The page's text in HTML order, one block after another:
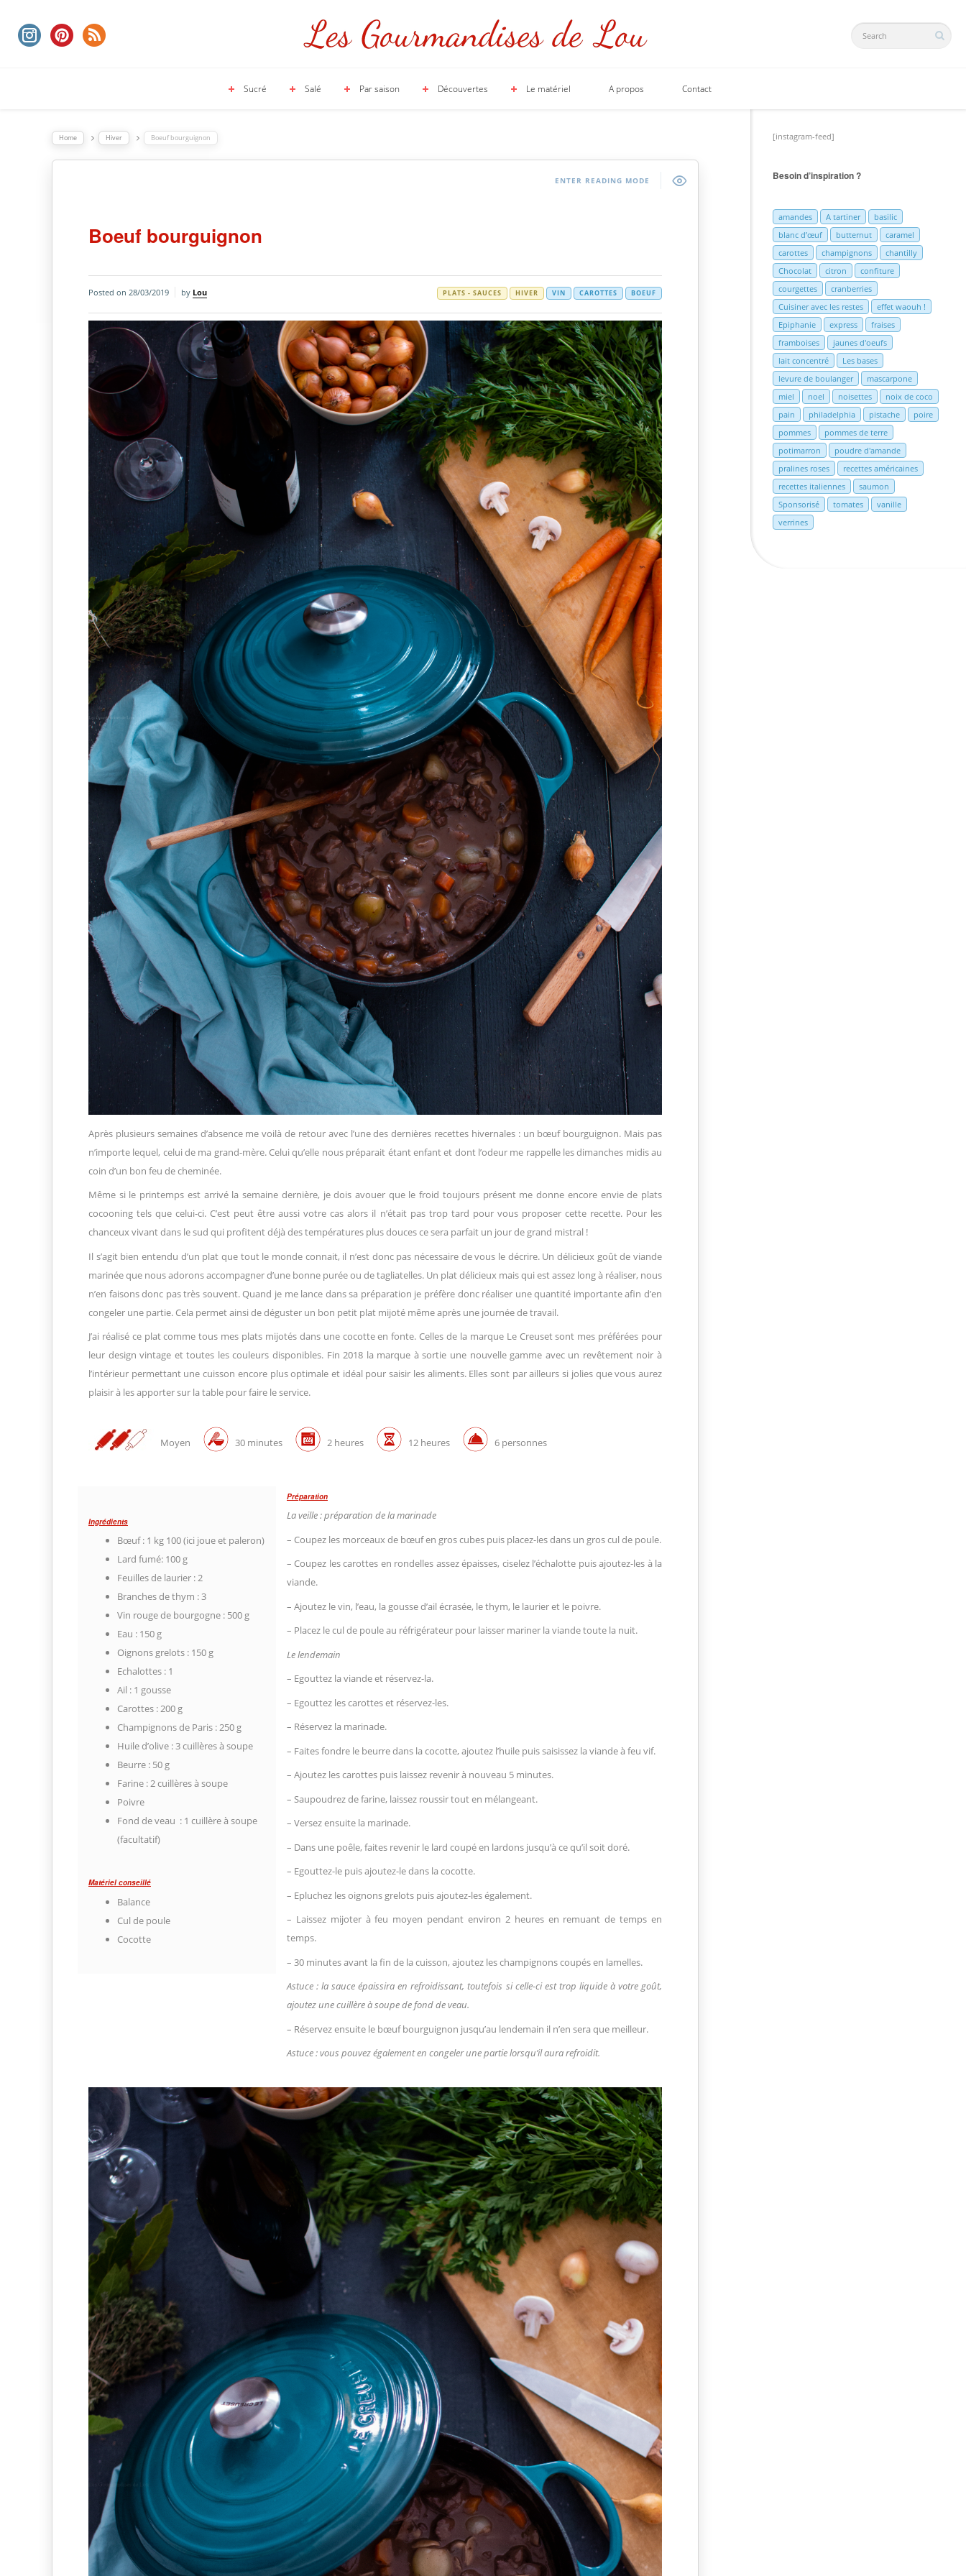
Sucré Salé Par saison Découvertes Le matériel A propos Contact
Home Hiver Boeuf bourguignon
ENTER READING MODE
Boeuf bourguignon
Posted on 28/03/2019 by Lou BOEUF
CAROTTES
VIN
HIVER
PLATS - SAUCES
Après plusieurs semaines d’absence me voilà de retour avec l’une des dernières recettes hivernales : un bœuf bourguignon. Mais pas
n’importe lequel, celui de ma grand-mère. Celui qu’elle nous préparait étant enfant et dont l’odeur me rappelle les dimanches midis au
coin d’un bon feu de cheminée.
Même si le printemps est arrivé la semaine dernière, je dois avouer que le froid toujours présent me donne encore envie de plats
cocooning tels que celui-ci. C’est peut être aussi votre cas alors il n’était pas trop tard pour vous proposer cette recette. Pour les
chanceux vivant dans le sud qui profitent déjà des températures plus douces ce sera parfait un jour de grand mistral !
Il s’agit bien entendu d’un plat que tout le monde connait, il n’est donc pas nécessaire de vous le décrire. Un délicieux goût de viande
marinée que nous adorons accompagner d’une bonne purée ou de tagliatelles. Un plat délicieux mais qui est assez long à réaliser, nous
n’en faisons donc pas très souvent. Quand je me lance dans sa préparation je préfère donc réaliser une quantité importante afin d’en
congeler une partie. Cela permet ainsi de déguster un bon petit plat mijoté même après une journée de travail.
J’ai réalisé ce plat comme tous mes plats mijotés dans une cocotte en fonte. Celles de la marque Le Creuset sont mes préférées pour
leur design vintage et toutes les couleurs disponibles. Fin 2018 la marque à sortie une nouvelle gamme avec un revêtement noir à
l’intérieur permettant une cuisson encore plus optimale et idéal pour saisir les aliments. Elles sont par ailleurs si jolies que vous aurez
plaisir à les apporter sur la table pour faire le service.
Moyen 30 minutes 2 heures 12 heures 6 personnes
Ingrédients
Bœuf : 1 kg 100 (ici joue et paleron)
Lard fumé: 100 g
Feuilles de laurier : 2
Branches de thym : 3
Vin rouge de bourgogne : 500 g
Eau : 150 g
Oignons grelots : 150 g
Echalottes : 1
Ail : 1 gousse
Carottes : 200 g
Champignons de Paris : 250 g
Huile d’olive : 3 cuillères à soupe
Beurre : 50 g
Farine : 2 cuillères à soupe
Poivre
Fond de veau : 1 cuillère à soupe
(facultatif)
Matériel conseillé
Balance
Cul de poule
Cocotte
Préparation
La veille : préparation de la marinade
– Coupez les morceaux de bœuf en gros cubes puis placez-les dans un gros cul de poule.
– Coupez les carottes en rondelles assez épaisses, ciselez l’échalotte puis ajoutez-les à la
viande.
– Ajoutez le vin, l’eau, la gousse d’ail écrasée, le thym, le laurier et le poivre.
– Placez le cul de poule au réfrigérateur pour laisser mariner la viande toute la nuit.
Le lendemain
– Egouttez la viande et réservez-la.
– Egouttez les carottes et réservez-les.
– Réservez la marinade.
– Faites fondre le beurre dans la cocotte, ajoutez l’huile puis saisissez la viande à feu vif.
– Ajoutez les carottes puis laissez revenir à nouveau 5 minutes.
– Saupoudrez de farine, laissez roussir tout en mélangeant.
– Versez ensuite la marinade.
– Dans une poêle, faites revenir le lard coupé en lardons jusqu’à ce qu’il soit doré.
– Egouttez-le puis ajoutez-le dans la cocotte.
– Epluchez les oignons grelots puis ajoutez-les également.
– Laissez mijoter à feu moyen pendant environ 2 heures en remuant de temps en
temps.
– 30 minutes avant la fin de la cuisson, ajoutez les champignons coupés en lamelles.
Astuce : la sauce épaissira en refroidissant, toutefois si celle-ci est trop liquide à votre goût,
ajoutez une cuillère à soupe de fond de veau.
– Réservez ensuite le bœuf bourguignon jusqu’au lendemain il n’en sera que meilleur.
Astuce : vous pouvez également en congeler une partie lorsqu’il aura refroidit.
[instagram-feed]
Besoin d’inspiration ?
amandes A tartiner
basilic
blanc d’œuf
butternut
caramel
carottes
champignons
chantilly
Chocolat
citron
confiture
courgettes
cranberries
Cuisiner avec les restes
effet waouh !
Epiphanie
express
fraises
framboises
jaunes d'oeufs
lait concentré
Les bases
levure de boulanger
mascarpone
miel
noel noisettes
noix de coco
pain
philadelphia pistache
poire
pommes
pommes de terre
potimarron
poudre d'amande
pralines roses
recettes américaines
recettes italiennes
saumon
Sponsorisé
tomates
vanille
verrines